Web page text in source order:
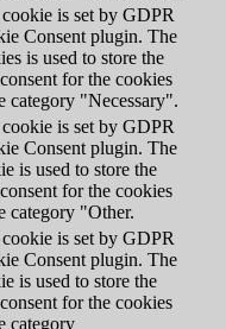
is set by GDPR
Consent plugin. The
is used to store the
for the cookies
category "Necessary".
is set by GDPR
Consent plugin. The
is used to store the
for the cookies
category "Other.
is set by GDPR
Consent plugin. The
is used to store the
for the cookies
category